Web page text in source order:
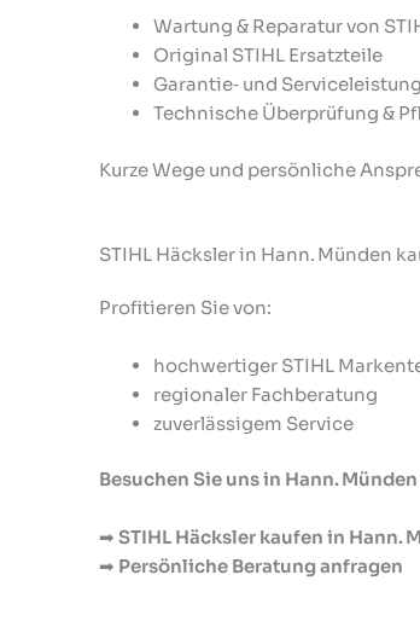
Wartung & Reparatur von
Original STIHL Ersatzteile
Garantie‑ und
Technische Überprüfung &
Kurze Wege und persönliche
STIHL Häcksler in Hann. Münden
Profitieren Sie von:
hochwertiger STIHL
regionaler Fachberatung
zuverlässigem Service
Besuchen Sie uns in Hann.
➡ STIHL Häcksler kaufen in Hann.
➡ Persönliche Beratung anfragen